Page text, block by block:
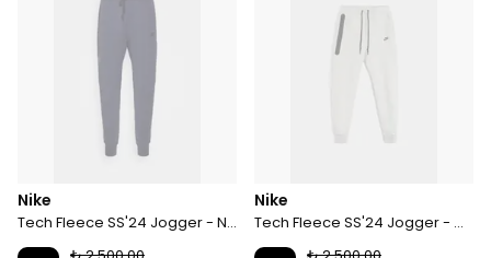
Nike
Tech Fleece SS'24 Jogger - Navy Blue
Nike
Tech Fleece SS'24 Jogger - Grey